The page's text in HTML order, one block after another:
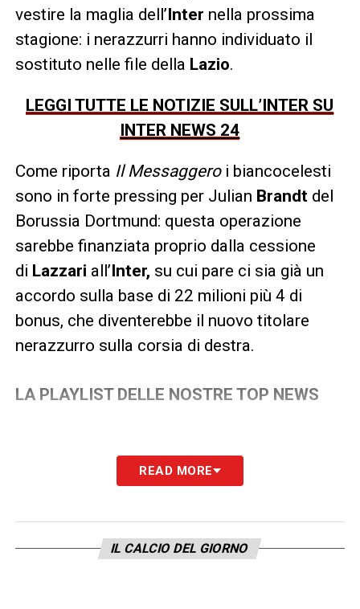
vestire la maglia dell’Inter nella prossima
stagione: i nerazzurri hanno individuato il
sostituto nelle file della Lazio.
LEGGI TUTTE LE NOTIZIE SULL’INTER SU
INTER NEWS 24
Come riporta Il Messaggeroi biancocelesti
sono in forte pressing per Julian Brandtdel
Borussia Dortmund: questa operazione
sarebbe finanziata proprio dalla cessione
di Lazzari all’Inter, su cui pare ci sia già un
accordo sulla base di 22 milioni più 4 di
bonus, che diventerebbe il nuovo titolare
nerazzurro sulla corsia di destra.
LA PLAYLIST DELLE NOSTRE TOP NEWS
READ MORE
IL CALCIO DEL GIORNO